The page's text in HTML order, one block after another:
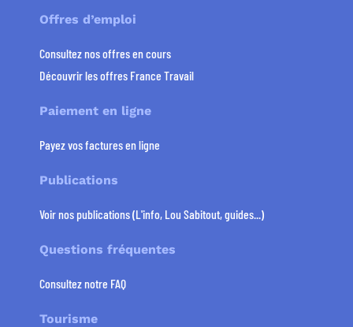
Offres d’emploi
Consultez nos offres en cours
Découvrir les offres France Travail
Paiement en ligne
Payez vos factures en ligne
Publications
Voir nos publications (L'info, Lou Sabitout, guides...)
Questions fréquentes
Consultez notre FAQ
Tourisme